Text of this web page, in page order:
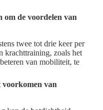
om de voordelen van
twee tot drie keer per
krachttraining, zoals het
van mobiliteit, te
van